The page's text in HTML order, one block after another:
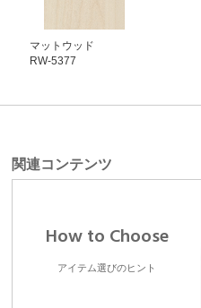
マットウッド
RW-5377
関連コンテンツ
How to Choose
アイテム選びのヒント